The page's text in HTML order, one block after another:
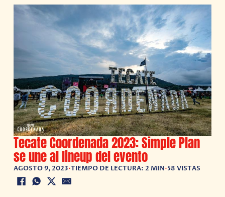
Tecate Coordenada 2023: Simple Plan
se une al lineup del evento
AGOSTO 9, 2023•TIEMPO DE LECTURA: 2 MIN•58 VISTAS